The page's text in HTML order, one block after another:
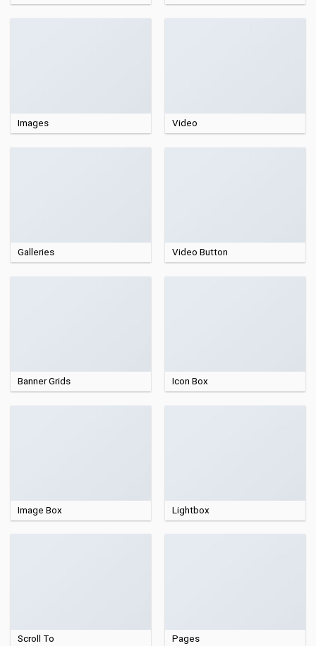
Images Video
Galleries Video Button
Banner Grids Icon Box
Image Box Lightbox
Scroll To Pages